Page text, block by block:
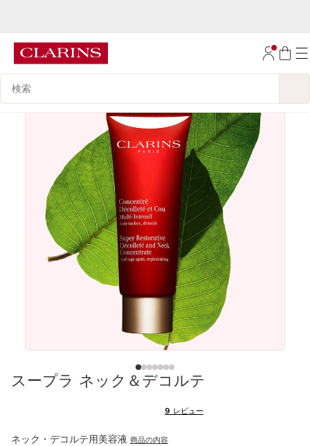
フッターへ移動する。
検索候補
スープラ ネック＆デコルテ
9 レビュー
ネック・デコルテ用美容液 商品の内容